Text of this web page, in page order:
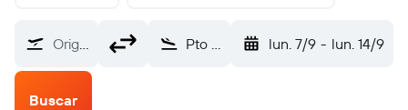
Origen Pto Vallarta Internacional de Puerto Vallarta (PVR) lun. 7/9 - lun. 14/9
Buscar